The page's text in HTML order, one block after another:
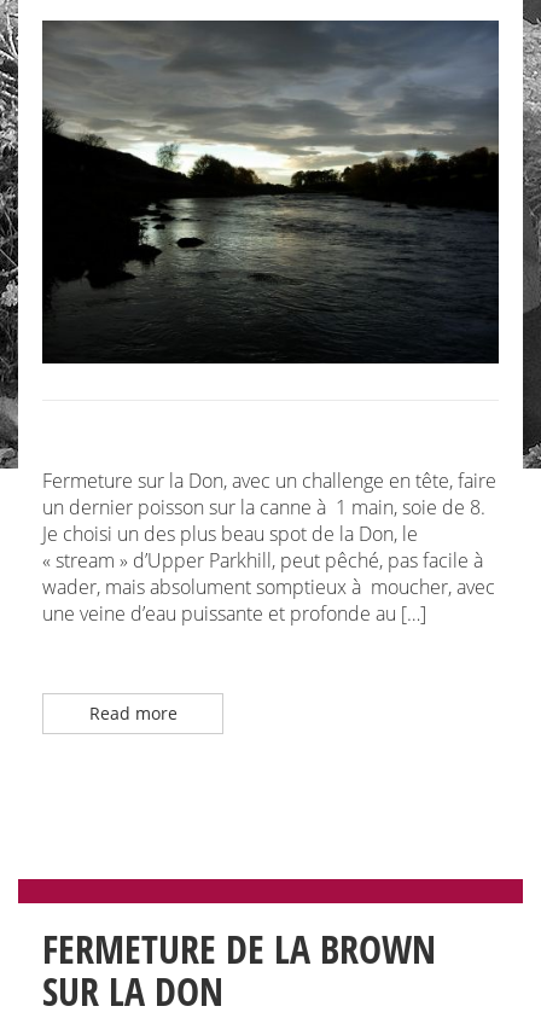
Fermeture sur la Don, avec un challenge en tête, faire
un dernier poisson sur la canne à 1 main, soie de 8.
Je choisi un des plus beau spot de la Don, le
« stream » d’Upper Parkhill, peut pêché, pas facile à
wader, mais absolument somptieux à moucher, avec
une veine d’eau puissante et profonde au […]
Read more
FERMETURE DE LA BROWN
SUR LA DON